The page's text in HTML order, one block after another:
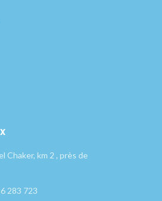
Chaker, km 2 , près de
283 723